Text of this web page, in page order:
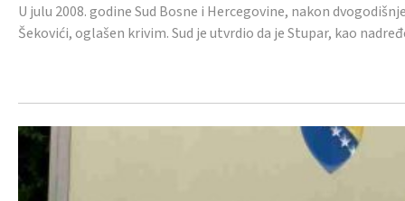
U julu 2008. godine Sud Bosne i Hercegovine, nakon
Šekovići, oglašen krivim. Sud je utvrdio da je Stupar, kao